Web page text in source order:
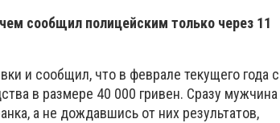
сообщил полицейским только через 11
и сообщил, что в феврале текущего года с
в размере 40 000 гривен. Сразу мужчина
а не дождавшись от них результатов,